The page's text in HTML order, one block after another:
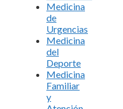
Medicina
de
Urgencias
Medicina
del
Deporte
Medicina
Familiar
y